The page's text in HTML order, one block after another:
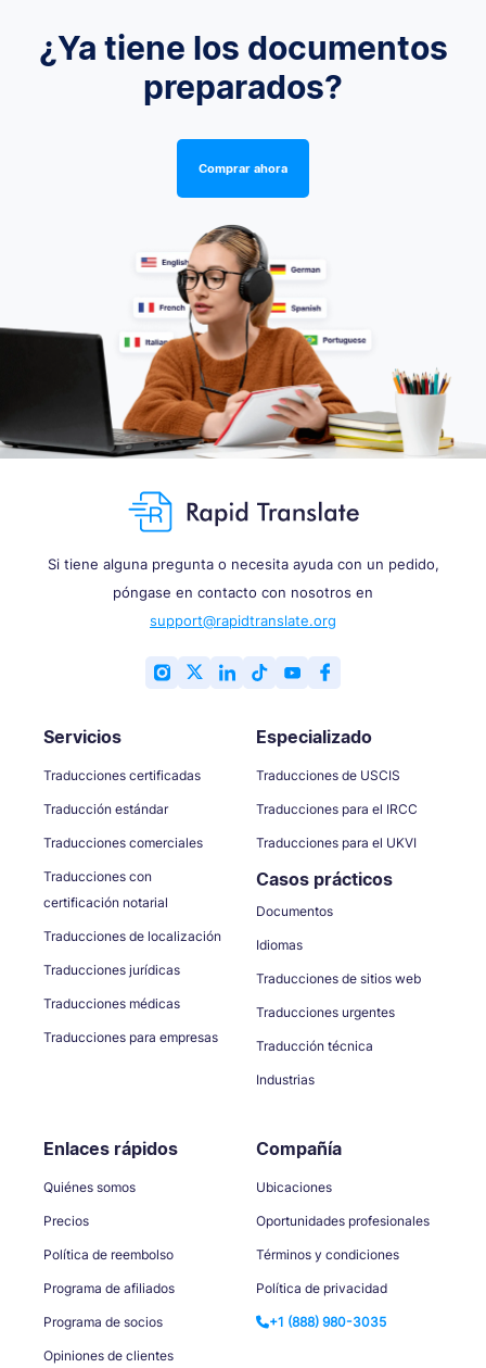
¿Ya tiene los documentos
preparados?
Comprar ahora
Si tiene alguna pregunta o necesita ayuda con un pedido,
póngase en contacto con nosotros en
support@rapidtranslate.org
Servicios
Traducciones certificadas
Traducción estándar
Traducciones comerciales
Traducciones con
certificación notarial
Traducciones de localización
Traducciones jurídicas
Traducciones médicas
Traducciones para empresas
Especializado
Traducciones de USCIS
Traducciones para el IRCC
Traducciones para el UKVI
Casos prácticos
Documentos
Idiomas
Traducciones de sitios web
Traducciones urgentes
Traducción técnica
Industrias
Enlaces rápidos
Quiénes somos
Precios
Política de reembolso
Programa de afiliados
Programa de socios
Opiniones de clientes
Compañía
Ubicaciones
Oportunidades profesionales
Términos y condiciones
Política de privacidad
+1 (888) 980-3035